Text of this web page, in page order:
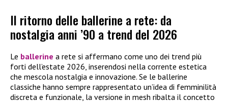
Il ritorno delle ballerine a rete: da
nostalgia anni ’90 a trend del 2026
Le ballerine a rete si affermano come uno dei trend più
forti dell’estate 2026, inserendosi nella corrente estetica
che mescola nostalgia e innovazione. Se le ballerine
classiche hanno sempre rappresentato un’idea di femminilità
discreta e funzionale, la versione in mesh ribalta il concetto